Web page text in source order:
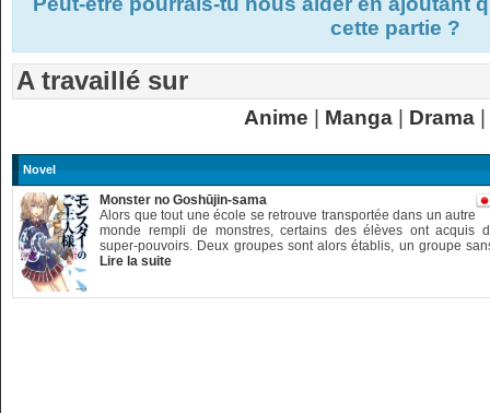
cette partie ?
A travaillé sur
Anime Manga Drama
Novel
Monster no Goshūjin-sama
Alors que tout une école se retrouve transportée dans un autre
monde rempli de monstres, certains des élèves ont acquis
super-pouvoirs. Deux groupes sont alors établis, un groupe
Lire la suite